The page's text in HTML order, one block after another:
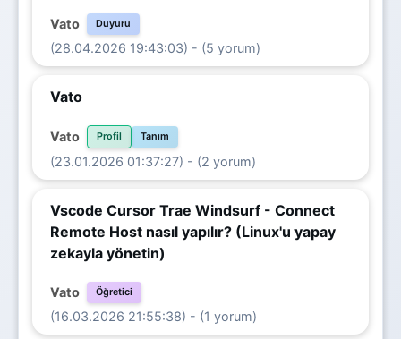
Vato Duyuru
(28.04.2026 19:43:03) - (5 yorum)
Vato
Vato Profil Tanım
(23.01.2026 01:37:27) - (2 yorum)
Vscode Cursor Trae Windsurf - Connect
Remote Host nasıl yapılır? (Linux'u yapay
zekayla yönetin)
Vato Öğretici
(16.03.2026 21:55:38) - (1 yorum)